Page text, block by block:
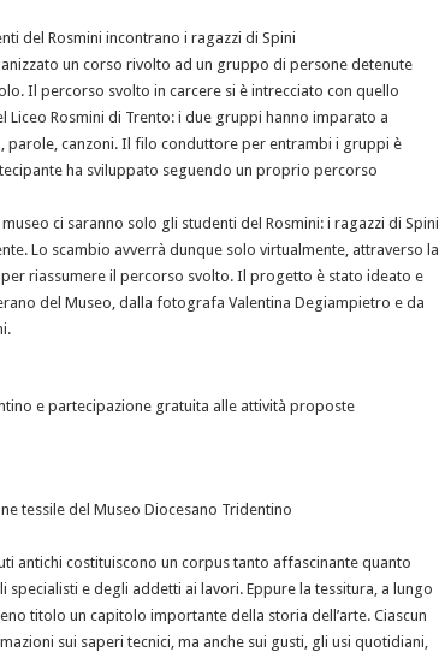
del Rosmini incontrano i ragazzi di Spini
un corso rivolto ad un gruppo di persone detenute
Il percorso svolto in carcere si è intrecciato con quello
Liceo Rosmini di Trento: i due gruppi hanno imparato a
parole, canzoni. Il filo conduttore per entrambi i gruppi è
ha sviluppato seguendo un proprio percorso
ci saranno solo gli studenti del Rosmini: i ragazzi di Spini
Lo scambio avverrà dunque solo virtualmente, attraverso la
riassumere il percorso svolto. Il progetto è stato ideato e
del Museo, dalla fotografa Valentina Degiampietro e da
e partecipazione gratuita alle attività proposte
tessile del Museo Diocesano Tridentino
antichi costituiscono un corpus tanto affascinante quanto
e degli addetti ai lavori. Eppure la tessitura, a lungo
titolo un capitolo importante della storia dell’arte. Ciascun
sui saperi tecnici, ma anche sui gusti, gli usi quotidiani,